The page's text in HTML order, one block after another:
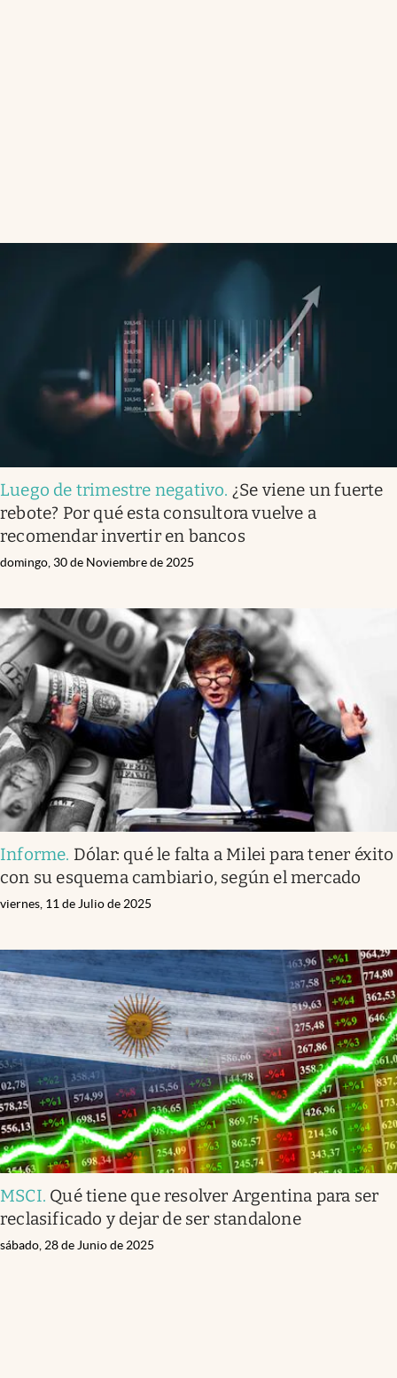
Luego de trimestre negativo. ¿Se viene un fuerte
rebote? Por qué esta consultora vuelve a
recomendar invertir en bancos
domingo, 30 de Noviembre de 2025
Informe. Dólar: qué le falta a Milei para tener éxito
con su esquema cambiario, según el mercado
viernes, 11 de Julio de 2025
MSCI. Qué tiene que resolver Argentina para ser
reclasificado y dejar de ser standalone
sábado, 28 de Junio de 2025